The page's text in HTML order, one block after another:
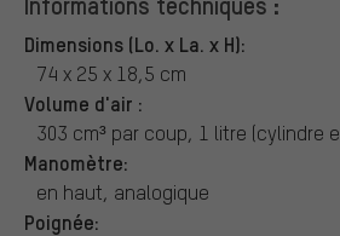
Dimensions (Lo. x La. x H):
74 x 25 x 18,5 cm
Volume d'air :
303 cm³ par coup, 1 litre (cylindre
Manomètre:
en haut, analogique
Poignée: